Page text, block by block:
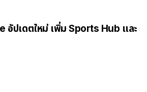
อัปเดตใหม่ เพิ่ม Sports Hub และ